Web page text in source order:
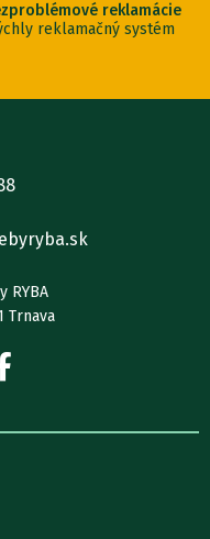
reklamácie
reklamačný systém
RYBA
Trnava